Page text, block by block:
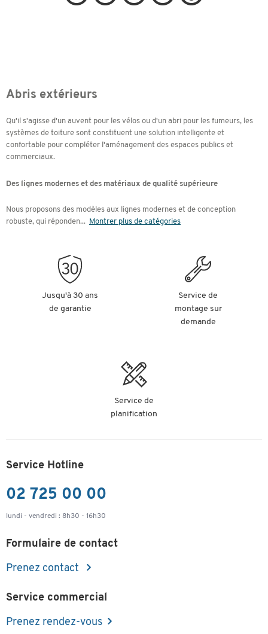
Abris extérieurs
Qu'il s'agisse d'un auvent pour les vélos ou d'un abri pour les fumeurs, les
systèmes de toiture sont constituent une solution intelligente et
confortable pour compléter l'aménagement des espaces publics et
commerciaux.
Des lignes modernes et des matériaux de qualité supérieure
Nous proposons des modèles aux lignes modernes et de conception
robuste, qui réponden... Montrer plus de catégories
Jusqu'à 30 ans
de garantie
Service de
montage sur
demande
Service de
planification
Service Hotline
02 725 00 00
lundi - vendredi : 8h30 - 16h30
Formulaire de contact
Prenez contact
Service commercial
Prenez rendez-vous